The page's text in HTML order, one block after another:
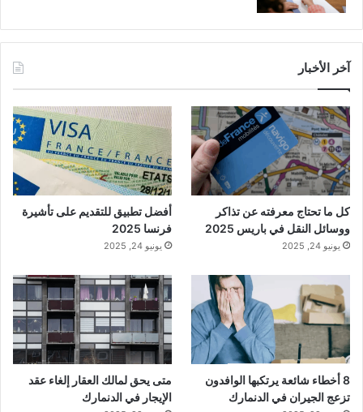
آخر الأخبار
كل ما تحتاج معرفته عن تذاكر
ووسائل النقل في باريس 2025
يونيو 24, 2025
أفضل تطبيق للتقديم على تأشيرة
فرنسا 2025
يونيو 24, 2025
8 أخطاء شائعة يرتكبها الوافدون
تزعج الجيران في الدنمارك
متى يحق لمالك العقار إلغاء عقد
الإيجار في الدنمارك